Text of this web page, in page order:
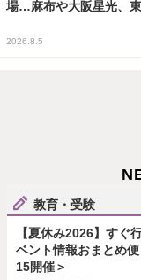
場…麻布や大阪星光、
2026.8.5
教育・受験
【夏休み2026】すぐ
ベント情報おまとめ
15開催＞